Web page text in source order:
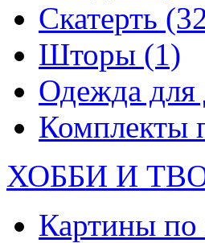
Скатерть
Шторы (1)
Одежда для
Комплекты
ХОББИ И
Картины